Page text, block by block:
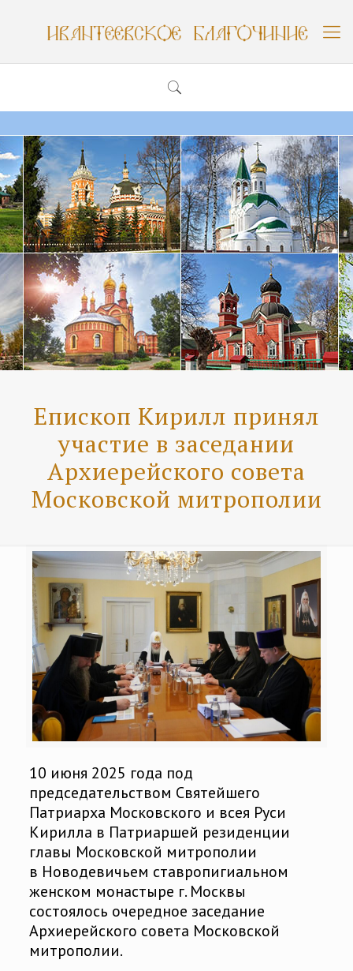
Епископ Кирилл принял
участие в заседании
Архиерейского совета
Московской митрополии
10 июня 2025 года под
председательством Святейшего
Патриарха Московского и всея Руси
Кирилла в Патриаршей резиденции
главы Московской митрополии
в Новодевичьем ставропигиальном
женском монастыре г. Москвы
состоялось очередное заседание
Архиерейского совета Московской
митрополии.